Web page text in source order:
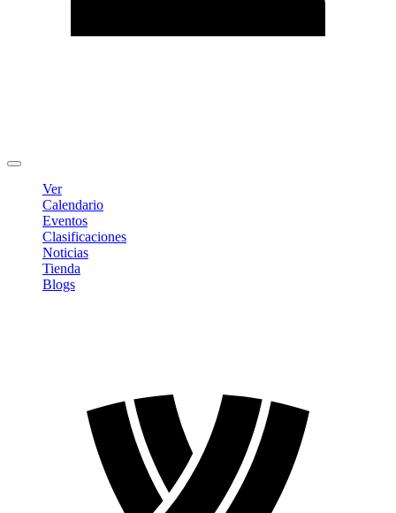
Ver
Calendario
Eventos
Clasificaciones
Noticias
Tienda
Blogs